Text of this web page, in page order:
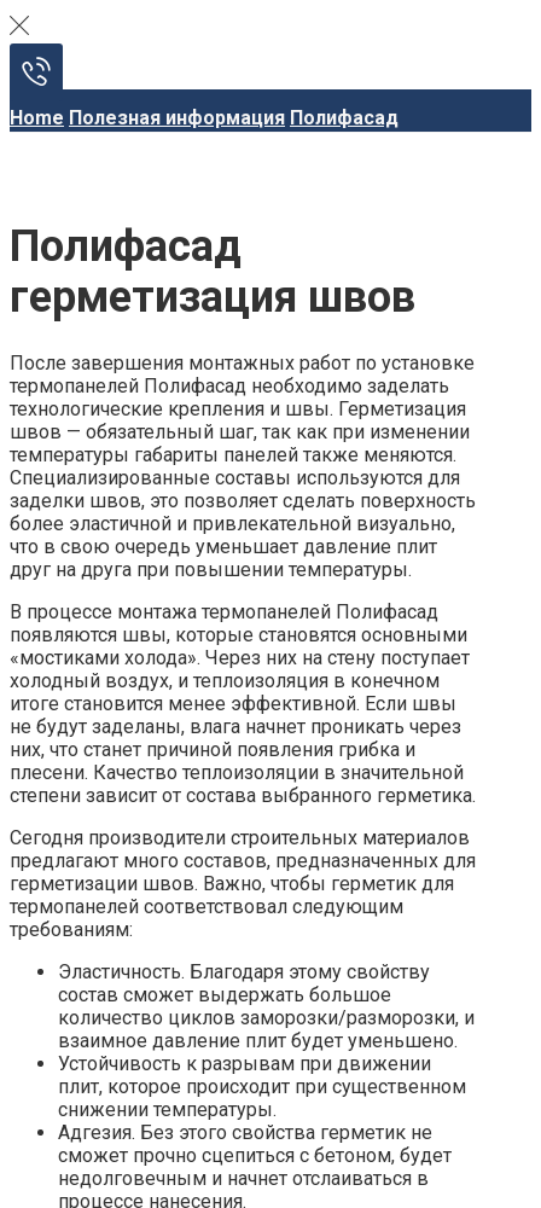
Home Полезная информация Полифасад
Полифасад
герметизация швов
После завершения монтажных работ по установке
термопанелей Полифасад необходимо заделать
технологические крепления и швы. Герметизация
швов — обязательный шаг, так как при изменении
температуры габариты панелей также меняются.
Специализированные составы используются для
заделки швов, это позволяет сделать поверхность
более эластичной и привлекательной визуально,
что в свою очередь уменьшает давление плит
друг на друга при повышении температуры.
В процессе монтажа термопанелей Полифасад
появляются швы, которые становятся основными
«мостиками холода». Через них на стену поступает
холодный воздух, и теплоизоляция в конечном
итоге становится менее эффективной. Если швы
не будут заделаны, влага начнет проникать через
них, что станет причиной появления грибка и
плесени. Качество теплоизоляции в значительной
степени зависит от состава выбранного герметика.
Сегодня производители строительных материалов
предлагают много составов, предназначенных для
герметизации швов. Важно, чтобы герметик для
термопанелей соответствовал следующим
требованиям:
Эластичность. Благодаря этому свойству
состав сможет выдержать большое
количество циклов заморозки/разморозки, и
взаимное давление плит будет уменьшено.
Устойчивость к разрывам при движении
плит, которое происходит при существенном
снижении температуры.
Адгезия. Без этого свойства герметик не
сможет прочно сцепиться с бетоном, будет
недолговечным и начнет отслаиваться в
процессе нанесения.